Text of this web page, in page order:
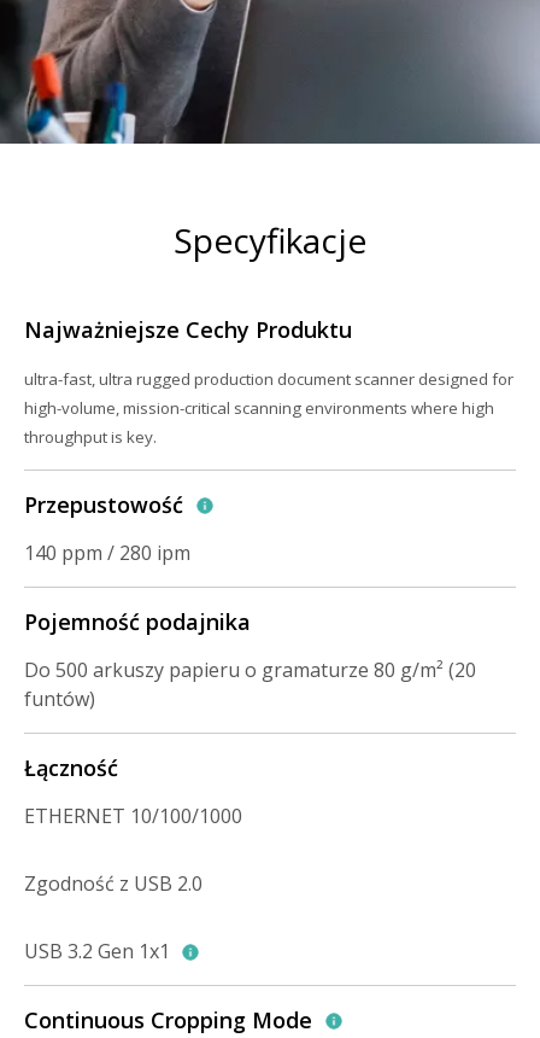
Specyfikacje
Najważniejsze Cechy Produktu
ultra-fast, ultra rugged production document scanner designed for
high-volume, mission-critical scanning environments where high
throughput is key.
Przepustowość
140 ppm / 280 ipm
Pojemność podajnika
Do 500 arkuszy papieru o gramaturze 80 g/m² (20
funtów)
Łączność
ETHERNET 10/100/1000
Zgodność z USB 2.0
USB 3.2 Gen 1x1
Continuous Cropping Mode